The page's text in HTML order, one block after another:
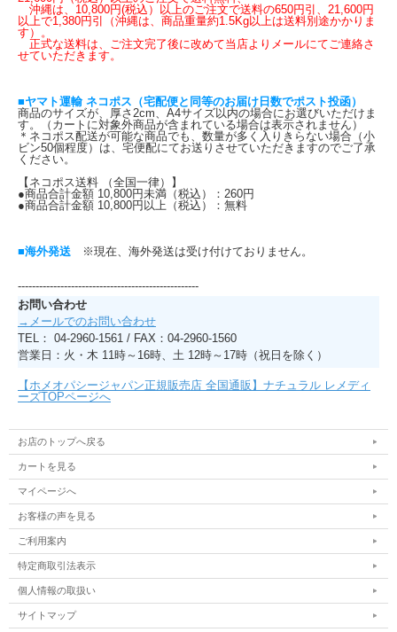
沖縄は、10,800円(税込）以上のご注文で送料の650円引、21,600円
以上で1,380円引（沖縄は、商品重量約1.5Kg以上は送料別途かかりま
す）。
正式な送料は、ご注文完了後に改めて当店よりメールにてご連絡さ
せていただきます。
■ヤマト運輸 ネコポス（宅配便と同等のお届け日数でポスト投函）
商品のサイズが、厚さ2cm、A4サイズ以内の場合にお選びいただけま
す。（カートに対象外商品が含まれている場合は表示されません）
＊ネコポス配送が可能な商品でも、数量が多く入りきらない場合（小
ビン50個程度）は、宅便配にてお送りさせていただきますのでご了承
ください。
【ネコポス送料 （全国一律）】
●商品合計金額 10,800円未満（税込）：260円
●商品合計金額 10,800円以上（税込）：無料
■海外発送 ※現在、海外発送は受け付けておりません。
---------------------------------------------------
お問い合わせ
→メールでのお問い合わせ
TEL： 04-2960-1561 / FAX：04-2960-1560
営業日：火・木 11時～16時、土 12時～17時（祝日を除く）
【ホメオパシージャパン正規販売店 全国通販】ナチュラル レメディ
ーズTOPページへ
お店のトップへ戻る
カートを見る
マイページへ
お客様の声を見る
ご利用案内
特定商取引法表示
個人情報の取扱い
サイトマップ